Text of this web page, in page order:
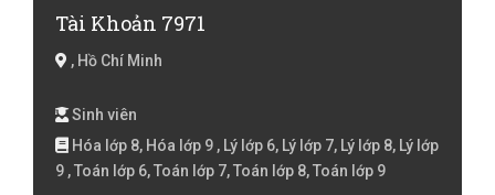
Tài Khoản 7971
, Hồ Chí Minh
Sinh viên
Hóa lớp 8, Hóa lớp 9 , Lý lớp 6, Lý lớp 7, Lý lớp 8, Lý lớp
9 , Toán lớp 6, Toán lớp 7, Toán lớp 8, Toán lớp 9